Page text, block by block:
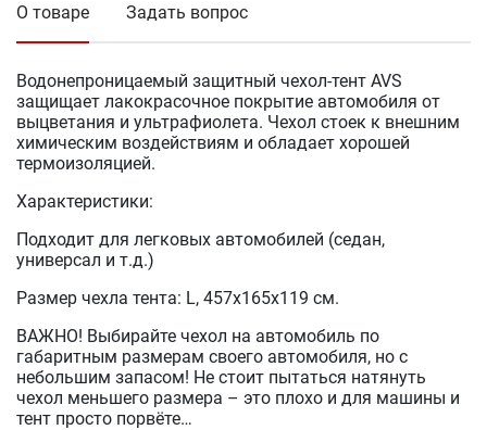
О товаре Задать вопрос
Водонепроницаемый защитный чехол-тент AVS
защищает лакокрасочное покрытие автомобиля от
выцветания и ультрафиолета. Чехол стоек к внешним
химическим воздействиям и обладает хорошей
термоизоляцией.
Характеристики:
Подходит для легковых автомобилей (седан,
универсал и т.д.)
Размер чехла тента: L, 457х165х119 см.
ВАЖНО! Выбирайте чехол на автомобиль по
габаритным размерам своего автомобиля, но с
небольшим запасом! Не стоит пытаться натянуть
чехол меньшего размера – это плохо и для машины и
тент просто порвёте…